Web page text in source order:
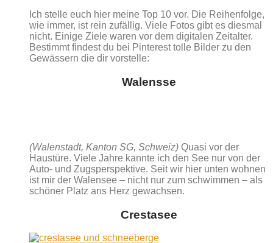
Ich stelle euch hier meine Top 10 vor. Die Reihenfolge,
wie immer, ist rein zufällig. Viele Fotos gibt es diesmal
nicht. Einige Ziele waren vor dem digitalen Zeitalter.
Bestimmt findest du bei Pinterest tolle Bilder zu den
Gewässern die dir vorstelle:
Walensse
(Walenstadt, Kanton SG, Schweiz) Quasi vor der
Haustüre. Viele Jahre kannte ich den See nur von der
Auto- und Zugsperspektive. Seit wir hier unten wohnen
ist mir der Walensee – nicht nur zum schwimmen – als
schöner Platz ans Herz gewachsen.
Crestasee